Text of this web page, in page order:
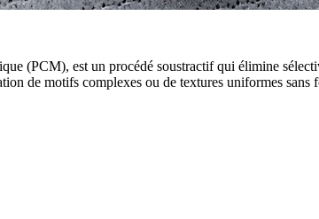
(PCM), est un procédé soustractif qui élimine
de motifs complexes ou de textures uniformes sans